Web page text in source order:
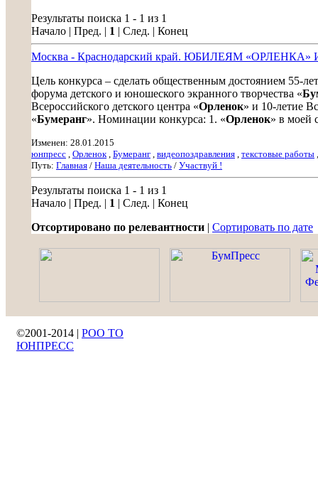
Результаты поиска 1 - 1 из 1
Начало | Пред. | 1 | След. | Конец
Москва - Краснодарский край. ЮБИЛЕЯМ «ОРЛЕНКА»
Цель конкурса – сделать общественным достоянием 55-
форума детского и юношеского экранного творчества «
Всероссийского детского центра «Орленок» и 10-летие
«Бумеранг». Номинации конкурса: 1. «Орленок» в моей
Изменен: 28.01.2015
юнпресс , Орленок, Бумеранг , видеопоздравления , текстовые работы
Путь: Главная / Наша деятельность / Участвуй !
Результаты поиска 1 - 1 из 1
Начало | Пред. | 1 | След. | Конец
Отсортировано по релевантности | Сортировать по дате
©2001-2014 | РОО ТО
ЮНПРЕСС